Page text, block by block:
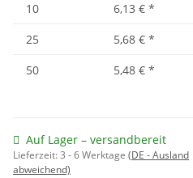
10
6,13 € *
25
5,68 € *
50
5,48 € *
Auf Lager – versandbereit
Lieferzeit:3 - 6 Werktage (DE - Ausland
abweichend)